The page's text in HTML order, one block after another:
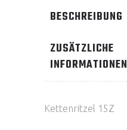
BESCHREIBUNG
ZUSÄTZLICHE
INFORMATIONEN
Kettenritzel 15Z